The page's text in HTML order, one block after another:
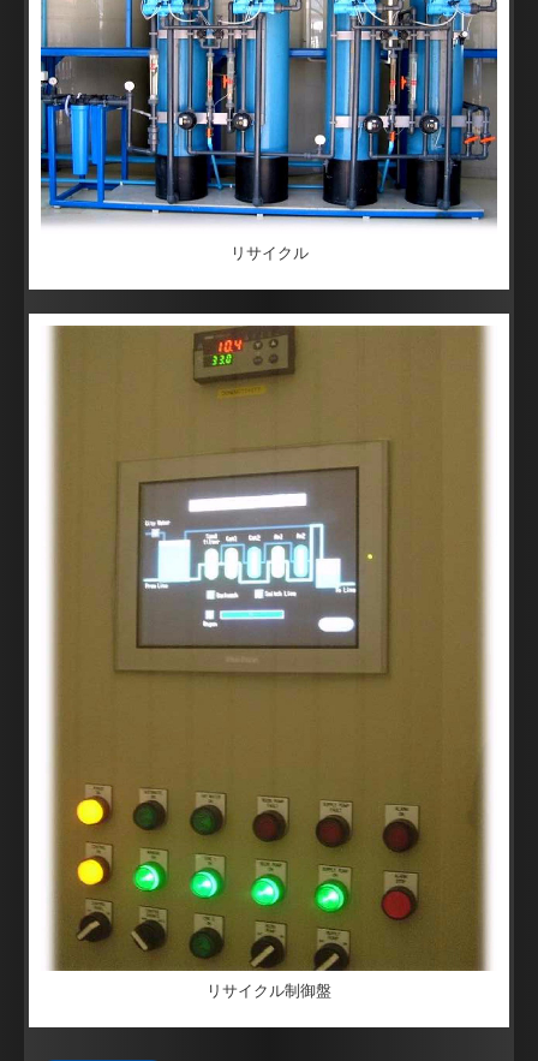
リサイクル
リサイクル制御盤